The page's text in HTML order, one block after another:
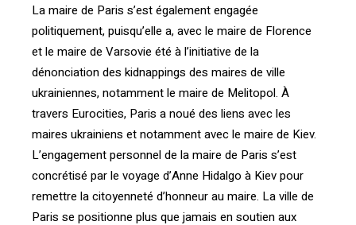
La maire de Paris s’est également engagée
politiquement, puisqu’elle a, avec le maire de Florence
et le maire de Varsovie été à l’initiative de la
dénonciation des kidnappings des maires de ville
ukrainiennes, notamment le maire de Melitopol. À
travers Eurocities, Paris a noué des liens avec les
maires ukrainiens et notamment avec le maire de Kiev.
L’engagement personnel de la maire de Paris s’est
concrétisé par le voyage d’Anne Hidalgo à Kiev pour
remettre la citoyenneté d’honneur au maire. La ville de
Paris se positionne plus que jamais en soutien aux